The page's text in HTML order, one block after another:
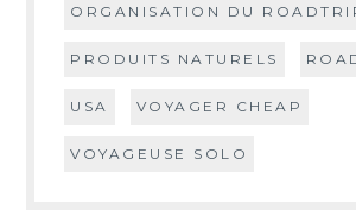
ORGANISATION DU
PRODUITS NATURELS
USA VOYAGER CHEAP
VOYAGEUSE SOLO